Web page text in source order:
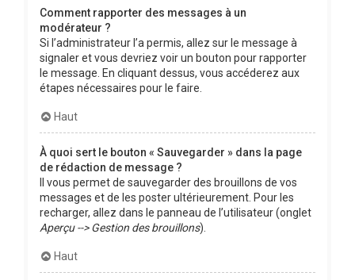
Comment rapporter des messages à un
modérateur ?
Si l’administrateur l’a permis, allez sur le message à
signaler et vous devriez voir un bouton pour rapporter
le message. En cliquant dessus, vous accéderez aux
étapes nécessaires pour le faire.
Haut
À quoi sert le bouton « Sauvegarder » dans la page
de rédaction de message ?
Il vous permet de sauvegarder des brouillons de vos
messages et de les poster ultérieurement. Pour les
recharger, allez dans le panneau de l’utilisateur (onglet
Aperçu --> Gestion des brouillons).
Haut